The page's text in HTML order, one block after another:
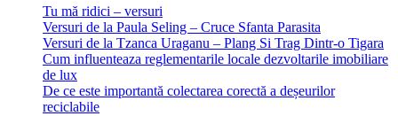
Tu mă ridici – versuri
Versuri de la Paula Seling – Cruce Sfanta Parasita
Versuri de la Tzanca Uraganu – Plang Si Trag Dintr-o Tigara
Cum influenteaza reglementarile locale dezvoltarile imobiliare
de lux
De ce este importantă colectarea corectă a deșeurilor
reciclabile